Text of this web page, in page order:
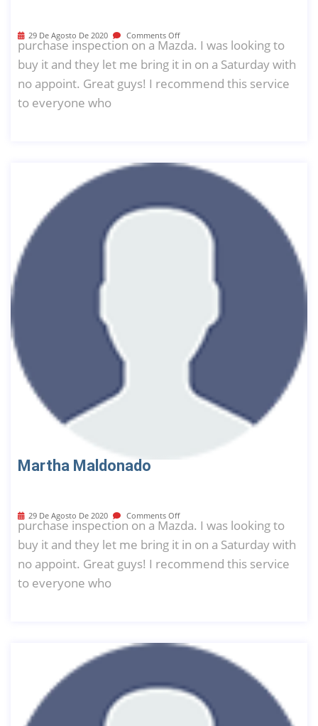
29 De Agosto De 2020 Comments Off
purchase inspection on a Mazda. I was looking to
buy it and they let me bring it in on a Saturday with
no appoint. Great guys! I recommend this service
to everyone who
Martha Maldonado
29 De Agosto De 2020 Comments Off
purchase inspection on a Mazda. I was looking to
buy it and they let me bring it in on a Saturday with
no appoint. Great guys! I recommend this service
to everyone who